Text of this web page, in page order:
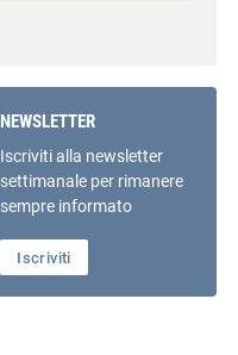
NEWSLETTER
Iscriviti alla newsletter
settimanale per rimanere
sempre informato
Iscriviti